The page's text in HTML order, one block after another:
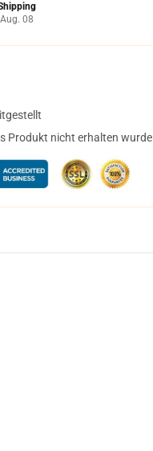
Aug. 08
Produkt nicht erhalten wurde